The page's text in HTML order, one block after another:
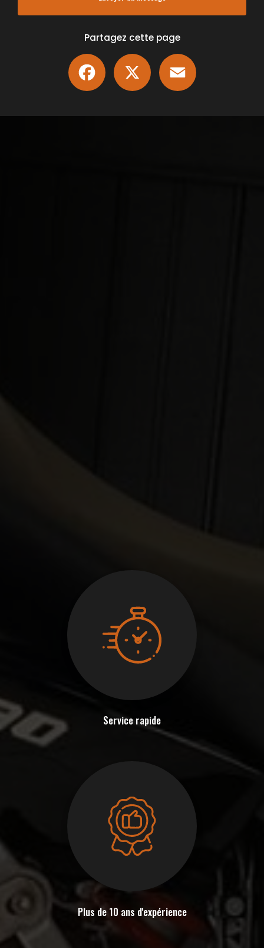
Partagez cette page
Facebook
Service rapide
Plus de 10 ans d'expérience